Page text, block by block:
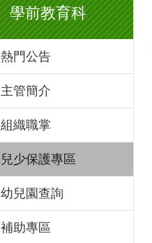
學前教育科
熱門公告
主管簡介
組織職掌
兒少保護專區
幼兒園查詢
補助專區